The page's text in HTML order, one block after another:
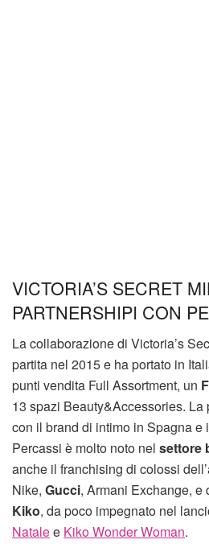
VICTORIA’S SECRET
PARTNERSHIPI CON
La collaborazione di Victoria’s
partita nel 2015 e ha portato in
punti vendita Full Assortment, un
13 spazi Beauty&Accessories.
con il brand di intimo in Spagna e
Percassi è molto noto nel settore
anche il franchising di colossi
Nike, Gucci, Armani Exchange,
Kiko, da poco impegnato nel
Natalee Kiko Wonder Woman.